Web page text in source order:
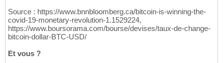
Source : https://www.bnnbloomberg.ca/bitcoin-is-winning-the-
covid-19-monetary-revolution-1.1529224,
https://www.boursorama.com/bourse/devises/taux-de-change-
bitcoin-dollar-BTC-USD/
Et vous ?